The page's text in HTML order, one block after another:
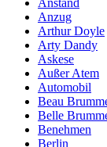
Anstand
Anzug
Arthur Doyle
Arty Dandy
Askese
Außer Atem
Automobil
Beau
Belle
Benehmen
Berlin